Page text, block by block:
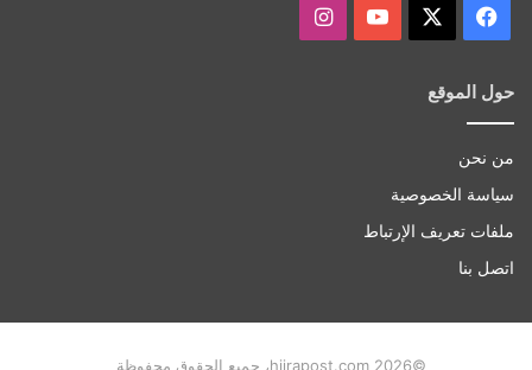
فيسبوك ‫YouTubeانستقرام
حول الموقع
من نحن
سياسة الخصوصية
ملفات تعريف الإرتباط
اتصل بنا
©hijrapost.com 2026، جميع الحقوق محفوظة